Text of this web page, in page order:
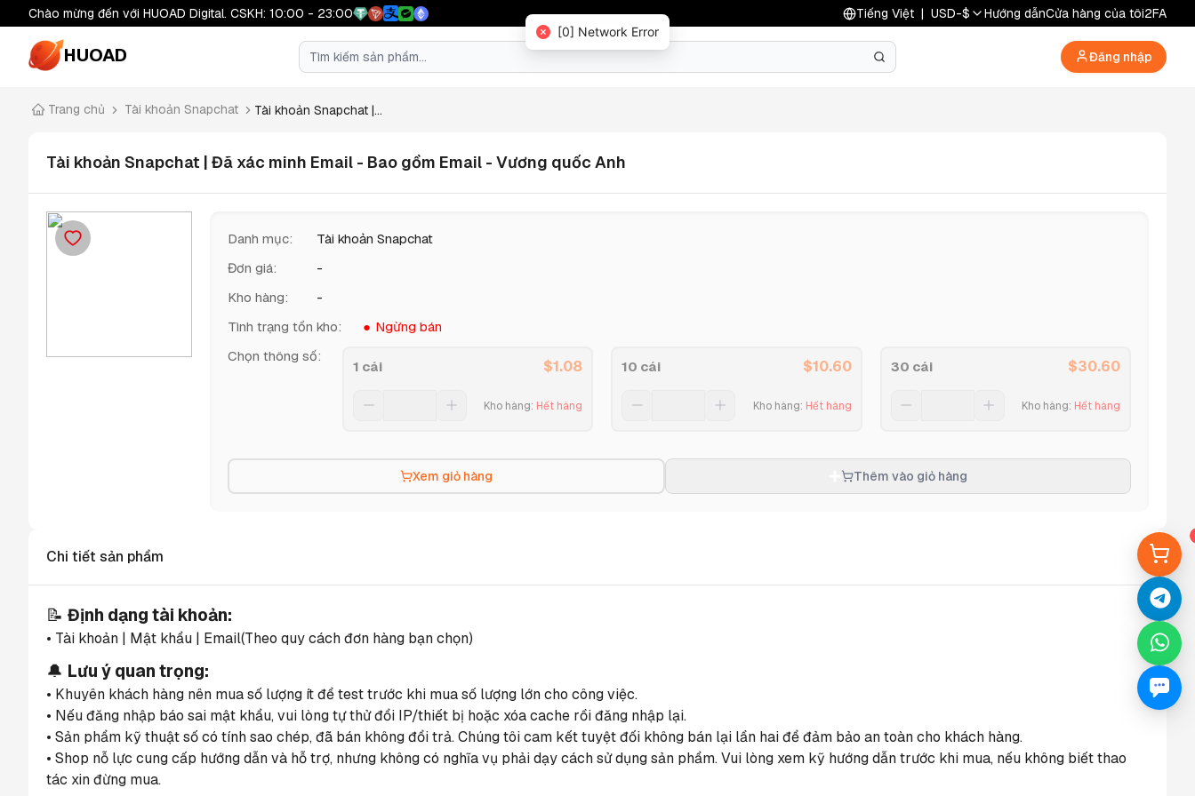
Chào mừng đến với HUOAD Digital. CSKH: 10:00 - 23:00 Tiếng Việt | USD-$ Hướng dẫnCửa hàng của tôi2FA
HUOAD Đăng nhập
Trang chủ Tài khoản Snapchat Tài khoản Snapchat |...
Tài khoản Snapchat | Đã xác minh Email - Bao gồm Email - Vương quốc Anh
Danh mục:
Tài khoản Snapchat
Đơn giá:
-
Kho hàng:
-
Tình trạng tồn kho:
Ngừng bán
Chọn thông số:
1 cái $1.08
Kho hàng: Hết hàng
10 cái $10.60
Kho hàng: Hết hàng
30 cái $30.60
Kho hàng: Hết hàng
Xem giỏ hàng Thêm vào giỏ hàng
Chi tiết sản phẩm
📝 Định dạng tài khoản:
• Tài khoản | Mật khẩu | Email(Theo quy cách đơn hàng bạn chọn)
🔔 Lưu ý quan trọng:
• Khuyên khách hàng nên mua số lượng ít để test trước khi mua số lượng lớn cho công việc.
• Nếu đăng nhập báo sai mật khẩu, vui lòng tự thử đổi IP/thiết bị hoặc xóa cache rồi đăng nhập lại.
• Sản phẩm kỹ thuật số có tính sao chép, đã bán không đổi trả. Chúng tôi cam kết tuyệt đối không bán lại lần hai để đảm bảo an toàn cho khách hàng.
• Shop nỗ lực cung cấp hướng dẫn và hỗ trợ, nhưng không có nghĩa vụ phải dạy cách sử dụng sản phẩm. Vui lòng xem kỹ hướng dẫn trước khi mua, nếu không biết thao
tác xin đừng mua.
[0] Network Error